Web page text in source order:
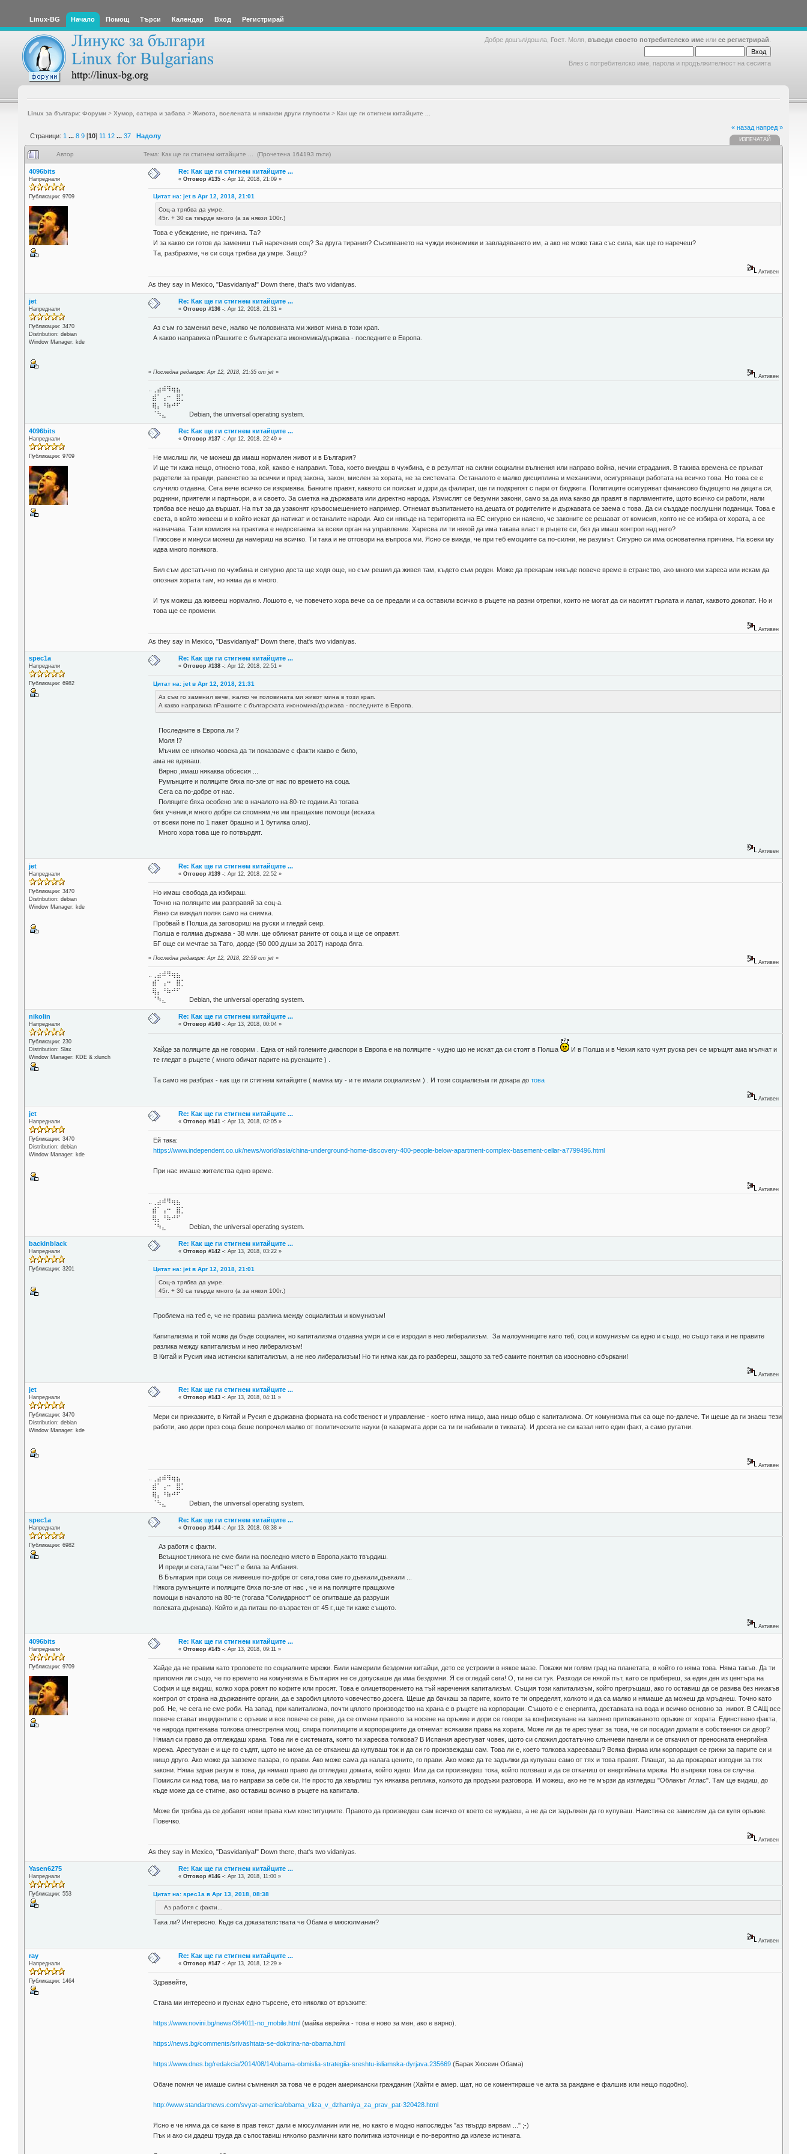
Linux-BG Начало Помощ Търси Календар Вход Регистрирай
Добре дошъл/дошла, Гост . Моля, въведи своето потребителско име или се регистрирай
Влез с потребителско име, парола и продължителност на сесията
Linux за българи: Форуми> Хумор, сатира и забава > Живота, вселената и някакви други глупости> Как ще ги стигнем китайците ...
Страници: 1 ... 8 9 [10] 11 12 ... 37 Надолу
« назад напред »
ИЗПЕЧАТАЙ
Автор Тема: Как ще ги стигнем китайците ... (Прочетена 164193 пъти)
4096bits
Напреднали
Публикации: 9709
Re: Как ще ги стигнем китайците ...
«Отговор #135 -: Apr 12, 2018, 21:09 »
Цитат на: jet в Apr 12, 2018, 21:01
Соц-а трябва да умре.
45г. + 30 са твърде много (а за някои 100г.)
Това е убеждение, не причина. Та?
И за какво си готов да замениш тъй наречения соц? За друга тирания? Съсипването на чужди икономики и завладяването им, а ако не може така със сила, как ще го наречеш?
Та, разбрахме, че си соца трябва да умре. Защо?
Активен
As they say in Mexico, "Dasvidaniya!" Down there, that's two vidaniyas.
jet
Напреднали
Публикации: 3470
Distribution: debian
Window Manager: kde
Re: Как ще ги стигнем китайците ...
«Отговор #136 -: Apr 12, 2018, 21:31 »
Аз съм го заменил вече, жалко че половината ми живот мина в този крап.
А какво направиха пРашките с българската икономика/държава - последните в Европа.
«Последна редакция: Apr 12, 2018, 21:35 от jet »
Активен
..⢀⣴⠾⠻⢶⣦⠀
⣾⠁⢠⠒⠀⣿⡁
⢿⡄⠘⠷⠚⠋
⠈⠳⣄⠀⠀⠀⠀ Debian, the universal operating system.
4096bits
Напреднали
Публикации: 9709
Re: Как ще ги стигнем китайците ...
«Отговор #137 -: Apr 12, 2018, 22:49 »
Не мислиш ли, че можеш да имаш нормален живот и в България?
И ще ти кажа нещо, относно това, кой, какво е направил. Това, което виждаш в чужбина, е в резултат на силни социални вълнения или направо война, нечии страдания. В такива времена се пръкват
радетели за правди, равенство за всички и пред закона, закон, мислен за хората, не за системата. Останалото е малко дисциплина и механизми, осигуряващи работата на всичко това. Но това се е
случило отдавна. Сега вече всичко се изкривява. Банките правят, каквото си поискат и дори да фалират, ще ги подкрепят с пари от бюджета. Политиците осигуряват финансово бъдещето на децата си,
роднини, приятели и партньори, а и своето. За сметка на държавата или директно народа. Измислят се безумни закони, само за да има какво да правят в парламентите, щото всичко си работи, нали
трябва все нещо да вършат. На път за да узаконят кръвосмешението например. Отнемат възпитанието на децата от родителите и държавата се заема с това. Да си създаде послушни поданици. Това е
света, в който живееш и в който искат да натикат и останалите народи. Ако си някъде на територията на ЕС сигурно си наясно, че законите се решават от комисия, която не се избира от хората, а се
назначава. Тази комисия на практика е недосегаема за всеки орган на управление. Харесва ли ти някой да има такава власт в ръцете си, без да имаш контрол над него?
Плюсове и минуси можеш да намериш на всичко. Ти така и не отговори на въпроса ми. Ясно се вижда, че при теб емоциите са по-силни, не разумът. Сигурно си има основателна причина. На всеки му
идва много понякога.
Бил съм достатъчно по чужбина и сигурно доста ще ходя още, но съм решил да живея там, където съм роден. Може да прекарам някъде повече време в странство, ако много ми хареса или искам да
опозная хората там, но няма да е много.
И тук можеш да живееш нормално. Лошото е, че повечето хора вече са се предали и са оставили всичко в ръцете на разни отрепки, които не могат да си наситят гърлата и лапат, каквото докопат. Но и
това ще се промени.
Активен
As they say in Mexico, "Dasvidaniya!" Down there, that's two vidaniyas.
spec1a
Напреднали
Публикации: 6982
Re: Как ще ги стигнем китайците ...
«Отговор #138 -: Apr 12, 2018, 22:51 »
Цитат на: jet в Apr 12, 2018, 21:31
Аз съм го заменил вече, жалко че половината ми живот мина в този крап.
А какво направиха пРашките с българската икономика/държава - последните в Европа.
Последните в Европа ли ?
Моля !?
Мъчим се няколко човека да ти показваме с факти какво е било,
ама не вдяваш.
Вярно ,имаш някаква обсесия ...
Румънците и поляците бяха по-зле от нас по времето на соца.
Сега са по-добре от нас.
Поляците бяха особено зле в началото на 80-те години.Аз тогава
бях ученик,и много добре си спомням,че им пращахме помощи (искаха
от всеки поне по 1 пакет брашно и 1 бутилка олио).
Много хора това ще го потвърдят.
Активен
jet
Напреднали
Публикации: 3470
Distribution: debian
Window Manager: kde
Re: Как ще ги стигнем китайците ...
«Отговор #139 -: Apr 12, 2018, 22:52 »
Но имаш свобода да избираш.
Точно на поляците им разправяй за соц-а.
Явно си виждал поляк само на снимка.
Пробвай в Полша да заговориш на руски и гледай сеир.
Полша е голяма държава - 38 млн. ще оближат раните от соц.а и ще се оправят.
БГ още си мечтае за Тато, дорде (50 000 души за 2017) народа бяга.
«Последна редакция: Apr 12, 2018, 22:59 от jet »
Активен
..⢀⣴⠾⠻⢶⣦⠀
⣾⠁⢠⠒⠀⣿⡁
⢿⡄⠘⠷⠚⠋
⠈⠳⣄⠀⠀⠀⠀ Debian, the universal operating system.
nikolin
Напреднали
Публикации: 230
Distribution: Slax
Window Manager: KDE & xlunch
Re: Как ще ги стигнем китайците ...
«Отговор #140 -: Apr 13, 2018, 00:04 »
Хайде за поляците да не говорим . Една от най големите диаспори в Европа е на поляците - чудно що не искат да си стоят в Полша
И в Полша и в Чехия като чуят руска реч се мръщят ама мълчат и
те гледат в ръцете ( много обичат парите на руснаците ) .
Та само не разбрах - как ще ги стигнем китайците ( мамка му - и те имали социализъм ) . И този социализъм ги докара дотова
Активен
jet
Напреднали
Публикации: 3470
Distribution: debian
Window Manager: kde
Re: Как ще ги стигнем китайците ...
«Отговор #141 -: Apr 13, 2018, 02:05 »
Ей така:
https://www.independent.co.uk/news/world/asia/china-underground-home-discovery-400-people-below-apartment-complex-basement-cellar-a7799496.html
При нас имаше жителства едно време.
Активен
..⢀⣴⠾⠻⢶⣦⠀
⣾⠁⢠⠒⠀⣿⡁
⢿⡄⠘⠷⠚⠋
⠈⠳⣄⠀⠀⠀⠀ Debian, the universal operating system.
backinblack
Напреднали
Публикации: 3201
Re: Как ще ги стигнем китайците ...
«Отговор #142 -: Apr 13, 2018, 03:22 »
Цитат на: jet в Apr 12, 2018, 21:01
Соц-а трябва да умре.
45г. + 30 са твърде много (а за някои 100г.)
Проблема на теб е, че не правиш разлика между социализъм и комунизъм!
Капитализма и той може да бъде социален, но капитализма отдавна умря и се е изродил в нео либерализъм. За малоумниците като теб, соц и комунизъм са едно и също, но също така и не правите
разлика между капитализъм и нео либерализъм!
В Китай и Русия има истински капитализъм, а не нео либерализъм! Но ти няма как да го разбереш, защото за теб самите понятия са изосновно сбъркани!
Активен
jet
Напреднали
Публикации: 3470
Distribution: debian
Window Manager: kde
Re: Как ще ги стигнем китайците ...
«Отговор #143 -: Apr 13, 2018, 04:11 »
Мери си приказките, в Китай и Русия е държавна формата на собственост и управление - което няма нищо, ама нищо общо с капитализма. От комунизма пък са още по-далече. Ти щеше да ги знаеш тези
работи, ако дори през соца беше попрочел малко от политическите науки (в казармата дори са ти ги набивали в тиквата). И досега не си казал нито един факт, а само ругатни.
Активен
..⢀⣴⠾⠻⢶⣦⠀
⣾⠁⢠⠒⠀⣿⡁
⢿⡄⠘⠷⠚⠋
⠈⠳⣄⠀⠀⠀⠀ Debian, the universal operating system.
spec1a
Напреднали
Публикации: 6982
Re: Как ще ги стигнем китайците ...
«Отговор #144 -: Apr 13, 2018, 08:38 »
Аз работя с факти.
Всъщност,никога не сме били на последно място в Европа,както твърдиш.
И преди,и сега,тази "чест" е била за Албания.
В България при соца се живееше по-добре от сега,това сме го дъвкали,дъвкали ...
Някога румънците и поляците бяха по-зле от нас , че и на поляците пращахме
помощи в началото на 80-те (тогава "Солидарност" се опитваше да разруши
полската държава). Който и да питаш по-възрастен от 45 г.,ще ти каже същото.
Активен
4096bits
Напреднали
Публикации: 9709
Re: Как ще ги стигнем китайците ...
«Отговор #145 -: Apr 13, 2018, 09:11 »
Хайде да не правим като троловете по социалните мрежи. Били намерили бездомни китайци, дето се устроили в някое мазе. Покажи ми голям град на планетата, в който го няма това. Няма такъв. Да ти
припомня ли също, че по времето на комунизма в България не се допускаше да има бездомни. Я се огледай сега! О, ти не си тук. Разходи се някой път, като се прибереш, за един ден из центъра на
София и ще видиш, колко хора ровят по кофите или просят. Това е олицетворението на тъй наречения капитализъм. Същия този капитализъм, който прегръщаш, ако го оставиш да се разива без никакъв
контрол от страна на държавните органи, да е заробил цялото човечество досега. Щеше да бачкаш за парите, които те ти определят, колкото и да са малко и нямаше да можеш да мръднеш. Точно като
роб. Не, че сега не сме роби. На запад, при капитализма, почти цялото производство на храна е в ръцете на корпорации. Същото е с енергията, доставката на вода и всичко основно за живот. В САЩ все
повече стават инцидентите с оръжие и все повече се реве, да се отмени правото за носене на оръжие и дори се говори за конфискуване на законно притежаваното оръжие от хората. Единствено факта,
че народа притежава толкова огнестрелна мощ, спира политиците и корпорациите да отнемат всякакви права на хората. Може ли да те арестуват за това, че си посадил домати в собствения си двор?
Нямал си право да отглеждаш храна. Това ли е системата, която ти харесва толкова? В Испания арестуват човек, щото си сложил достатъчно слънчеви панели и се откачил от преносната енергийна
мрежа. Арестуван е и ще го съдят, щото не може да се откажеш да купуваш ток и да си го произвеждаш сам. Това ли е, което толкова харесвааш? Всяка фирма или корпорация се грижи за парите си и
нищо друго. Ако може да завземе пазара, го прави. Ако може сама да налага цените, го прави. Ако може да те задължи да купуваш само от тях и това правят. Плащат, за да прокарват изгодни за тях
закони. Няма здрав разум в това, да нямаш право да отгледаш домата, който ядеш. Или да си произведеш тока, който ползваш и да се откачиш от енергийната мрежа. Но въпреки това се случва.
Помисли си над това, ма го направи за себе си. Не просто да хвърлиш тук някаква реплика, колкото да продъжи разговора. И можеш, ако не те мързи да изгледаш "Облакът Атлас". Там ще видиш, до
къде може да се стигне, ако оставиш всичко в ръцете на капитала.
Може би трябва да се добавят нови права към конституциите. Правото да произведеш сам всичко от което се нуждаеш, а не да си задължен да го купуваш. Наистина се замислям да си купя оръжие.
Повечко.
Активен
As they say in Mexico, "Dasvidaniya!" Down there, that's two vidaniyas.
Yasen6275
Напреднали
Публикации: 553
Re: Как ще ги стигнем китайците ...
«Отговор #146 -: Apr 13, 2018, 11:00 »
Цитат на: spec1a в Apr 13, 2018, 08:38
Аз работя с факти...
Така ли? Интересно. Къде са доказателствата че Обама е мюсюлманин?
Активен
ray
Напреднали
Публикации: 1464
Re: Как ще ги стигнем китайците ...
«Отговор #147 -: Apr 13, 2018, 12:29 »
Здравейте,
Стана ми интересно и пуснах едно търсене, ето няколко от връзките:
https://www.novini.bg/news/364011-no_mobile.html (майка еврейка - това е ново за мен, ако е вярно).
https://news.bg/comments/srivashtata-se-doktrina-na-obama.html
https://www.dnes.bg/redakcia/2014/08/14/obama-obmislia-strategiia-sreshtu-isliamska-dyrjava.235669 (Барак Хюсеин Обама)
Обаче помня че имаше силни съмнения за това че е роден американски гражданин (Хайти е амер. щат, но се коментираше че акта за раждане е фалшив или нещо подобно).
http://www.standartnews.com/svyat-america/obama_vliza_v_dzhamiya_za_prav_pat-320428.html
Ясно е че няма да се каже в прав текст дали е мюсулманин или не, но както е модно напоследък "аз твърдо вярвам ..." ;-)
Пък и ако си дадеш труда да съпоставиш няколко различни като политика източници е по-вероятно да излезе истината.